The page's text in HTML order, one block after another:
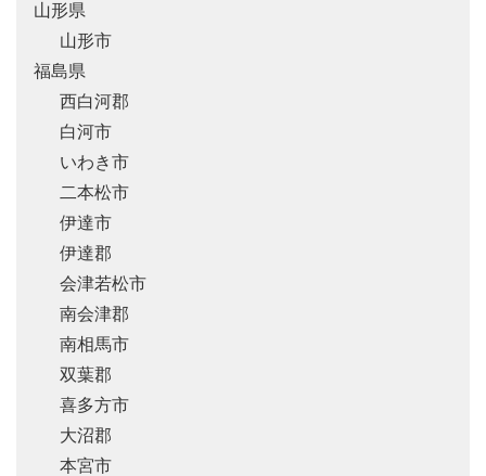
山形県
山形市
福島県
西白河郡
白河市
いわき市
二本松市
伊達市
伊達郡
会津若松市
南会津郡
南相馬市
双葉郡
喜多方市
大沼郡
本宮市